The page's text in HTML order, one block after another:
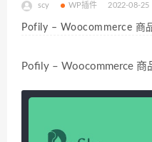
scy WP插件 2022-08-25
Pofily – Woocommerce 商
Pofily – Woocommerce 商